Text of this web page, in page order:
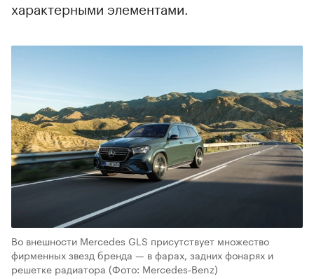
характерными элементами.
Во внешности Mercedes GLS присутствует множество
фирменных звезд бренда — в фарах, задних фонарях и
решетке радиатора (Фото: Mercedes‑Benz)